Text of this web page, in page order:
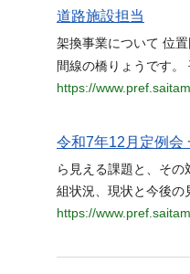
道路施設担当
架換事業について 位
間線の橋りょうです。
https://
令和7年12月定例会
ら見える課題と、そ
組状況、現状と今後の
https://